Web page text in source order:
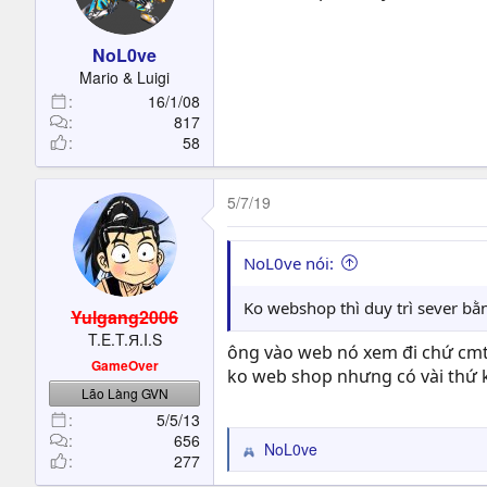
Chỉ số ngọc max :
+ Khí công : 2
+ CLVC : 35%
+ ULPT : 99
+ May mắn : 3%
Thông tin thêm :
-ngtin : để xem điểm tiềm năng
- !thangchuc
- Nhập số lượng 1 khi mua tại
NoL0ve
Mario & Luigi
16/1/08
817
58
Yulgang2006
T.E.T.Я.I.S
GameOver
Lão Làng GVN
5/5/13
656
277
5/7/19
NoL0ve nói:
Ko webshop thì duy trì sever
ông vào web nó xem đi chứ
ko web shop nhưng có vài thứ
R
e
NoL0ve